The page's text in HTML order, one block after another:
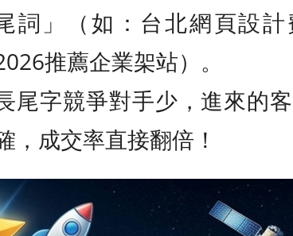
詞」（如：台北網頁設計
推薦企業架站）。
尾字競爭對手少，進來的
，成交率直接翻倍！